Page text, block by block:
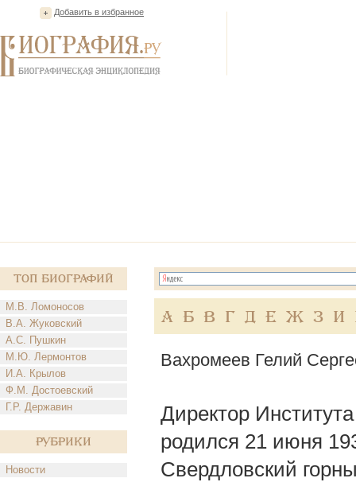
Добавить в избранное
Топ Биографий
М.В. Ломоносов
В.А. Жуковский
А.С. Пушкин
М.Ю. Лермонтов
И.А. Крылов
Ф.М. Достоевский
Г.Р. Державин
Рубрики
Новости
А Б В Г Д Е Ж З И
Вахромеев Гелий
Директор
родился 21 июня
Свердловский